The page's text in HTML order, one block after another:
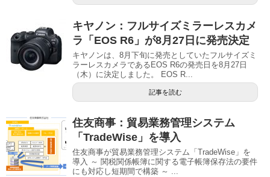
キヤノン：フルサイズミラーレスカメ
ラ「EOS R6」が8月27日に発売決定
キヤノンは、8月下旬に発売としていたフルサイズミ
ラーレスカメラであるEOS R6の発売日を8月27日
（木）に決定しました。 EOS R...
記事を読む
住友商事：貿易業務管理システム
「TradeWise」を導入
住友商事が貿易業務管理システム「TradeWise」を
導入 ～ 関税関係帳簿に関する電子帳簿保存法の要件
にも対応し短期間で構築 ～ ...